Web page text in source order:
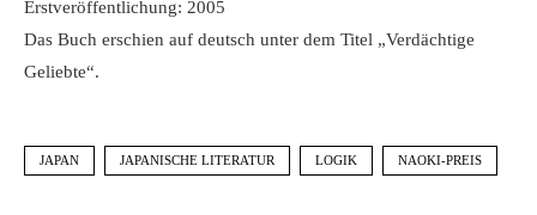
Erstveröffentlichung: 2005
Das Buch erschien auf deutsch unter dem Titel „Verdächtige
Geliebte“.
JAPAN JAPANISCHE LITERATUR LOGIK NAOKI-PREIS